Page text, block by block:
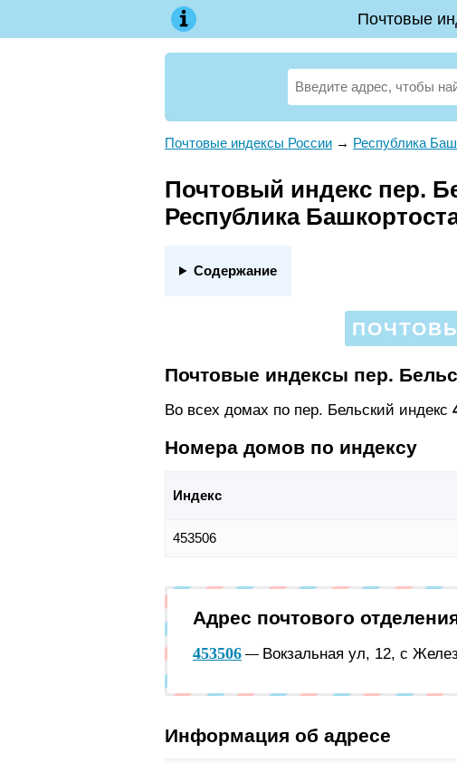
Почтовые
Почтовые индексы России → Республика
Почтовый индекс пер.
Республика
Содержание
Почтовые индексы пер.
Во всех домах по пер. Бельский индекс
Номера домов по индексу
Индекс
453506
Адрес почтового
453506 — Вокзальная ул, 12, с
Информация об адресе